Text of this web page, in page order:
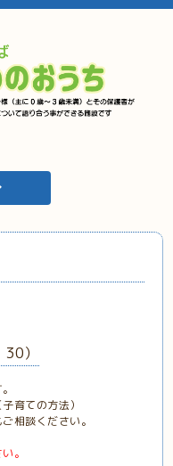
）
育ての方法）
相談ください。
。